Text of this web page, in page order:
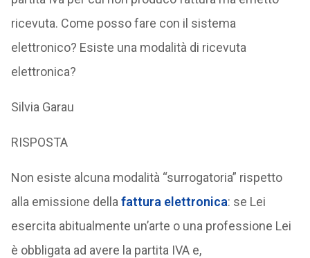
ricevuta. Come posso fare con il sistema
elettronico? Esiste una modalità di ricevuta
elettronica?
Silvia Garau
RISPOSTA
Non esiste alcuna modalità “surrogatoria” rispetto
alla emissione della fattura elettronica: se Lei
esercita abitualmente un’arte o una professione Lei
è obbligata ad avere la partita IVA e,